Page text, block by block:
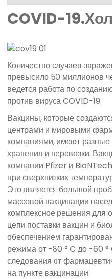
COVID-
Количество случаев
превысило 50 миллионов
ведется работа по
против вируса COVID-19.
Вакцины, которые
центрами и мировыми
компаниями, имеют разные
хранения и перевозки.
компании Pfizer и
при сверхнизких
Это является большой
массовой вакцинации
комплексное решения для
цепи поставки вакцин и
обеспечением
режима от -80 ° C до -60 °
следования от
на пункте вакцинации.